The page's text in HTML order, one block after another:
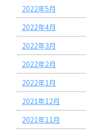
2022年5月
2022年4月
2022年3月
2022年2月
2022年1月
2021年12月
2021年11月